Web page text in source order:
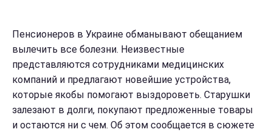
Пенсионеров в Украине обманывают обещанием
вылечить все болезни. Неизвестные
представляются сотрудниками медицинских
компаний и предлагают новейшие устройства,
которые якобы помогают выздороветь. Старушки
залезают в долги, покупают предложенные товары
и остаются ни с чем. Об этом сообщается в сюжете